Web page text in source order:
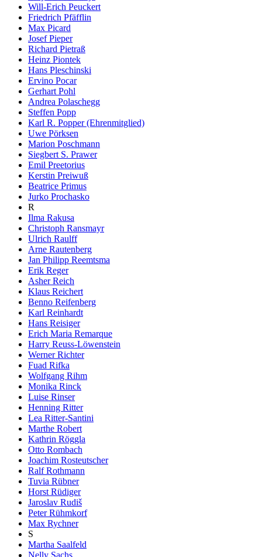
Will-Erich Peuckert
Friedrich Pfäfflin
Max Picard
Josef Pieper
Richard Pietraß
Heinz Piontek
Hans Pleschinski
Ervino Pocar
Gerhart Pohl
Andrea Polaschegg
Steffen Popp
Karl R. Popper (Ehrenmitglied)
Uwe Pörksen
Marion Poschmann
Siegbert S. Prawer
Emil Preetorius
Kerstin Preiwuß
Beatrice Primus
Jurko Prochasko
R
Ilma Rakusa
Christoph Ransmayr
Ulrich Raulff
Arne Rautenberg
Jan Philipp Reemtsma
Erik Reger
Asher Reich
Klaus Reichert
Benno Reifenberg
Karl Reinhardt
Hans Reisiger
Erich Maria Remarque
Harry Reuss-Löwenstein
Werner Richter
Fuad Rifka
Wolfgang Rihm
Monika Rinck
Luise Rinser
Henning Ritter
Lea Ritter-Santini
Marthe Robert
Kathrin Röggla
Otto Rombach
Joachim Rosteutscher
Ralf Rothmann
Tuvia Rübner
Horst Rüdiger
Jaroslav Rudiš
Peter Rühmkorf
Max Rychner
S
Martha Saalfeld
Nelly Sachs